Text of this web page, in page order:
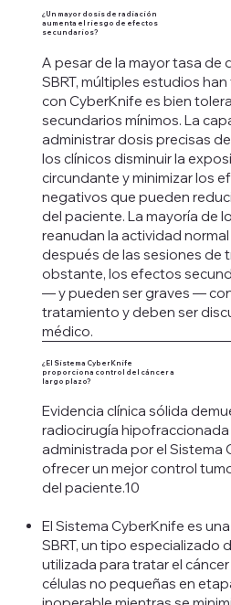
¿Un mayor dosis de radiación
aumenta el riesgo de efectos
secundarios?
A pesar de la mayor tasa de
SBRT, múltiples estudios
con CyberKnife es bien
secundarios mínimos. La
administrar dosis precisas
los clínicos disminuir la
circundante y minimizar los
negativos que pueden
del paciente. La mayoría de
reanudan la actividad
después de las sesiones de
obstante, los efectos
— y pueden ser graves —
tratamiento y deben ser
médico.
¿El Sistema CyberKnife
proporciona control del cáncer a
largo plazo?
Evidencia clínica sólida
radiocirugía
administrada por el Sistema
ofrecer un mejor control
del paciente.10
El Sistema CyberKnife es
SBRT, un tipo especializado
utilizada para tratar el
células no pequeñas en